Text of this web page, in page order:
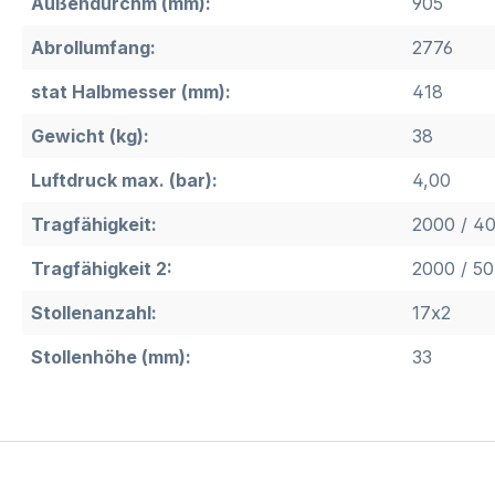
Abrollumfang:
2776
stat Halbmesser (mm):
418
Gewicht (kg):
38
Luftdruck max. (bar):
4,00
Tragfähigkeit:
2000 / 40
Tragfähigkeit 2:
2000 / 50
Stollenanzahl:
17x2
Stollenhöhe (mm):
33